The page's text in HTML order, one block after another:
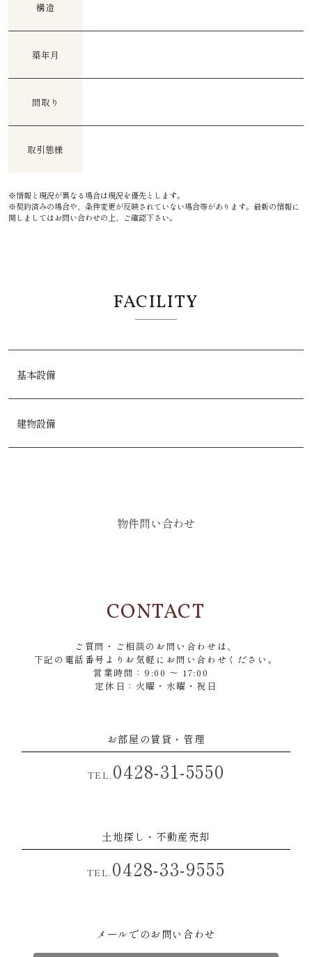
構造
築年月
間取り
取引態様
※情報と現況が異なる場合は現況を優先とします。
※契約済みの場合や、条件変更が反映されていない場合等があります。最新の情報に
関しましてはお問い合わせの上、ご確認下さい。
FACILITY
基本設備
建物設備
物件問い合わせ
CONTACT
ご質問・ご相談のお問い合わせは、
下記の電話番号よりお気軽にお問い合わせください。
営業時間：9:00 ～ 17:00
定休日：火曜・水曜・祝日
お部屋の賃貸・管理
TEL.0428-31-5550
土地探し・不動産売却
TEL.0428-33-9555
メールでのお問い合わせ